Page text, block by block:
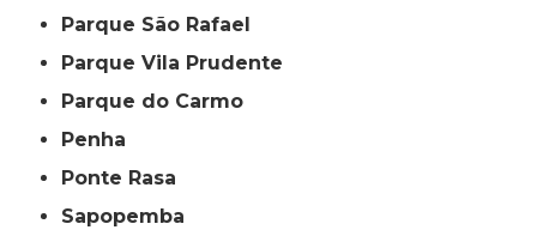
Parque São Rafael
Parque Vila Prudente
Parque do Carmo
Penha
Ponte Rasa
Sapopemba